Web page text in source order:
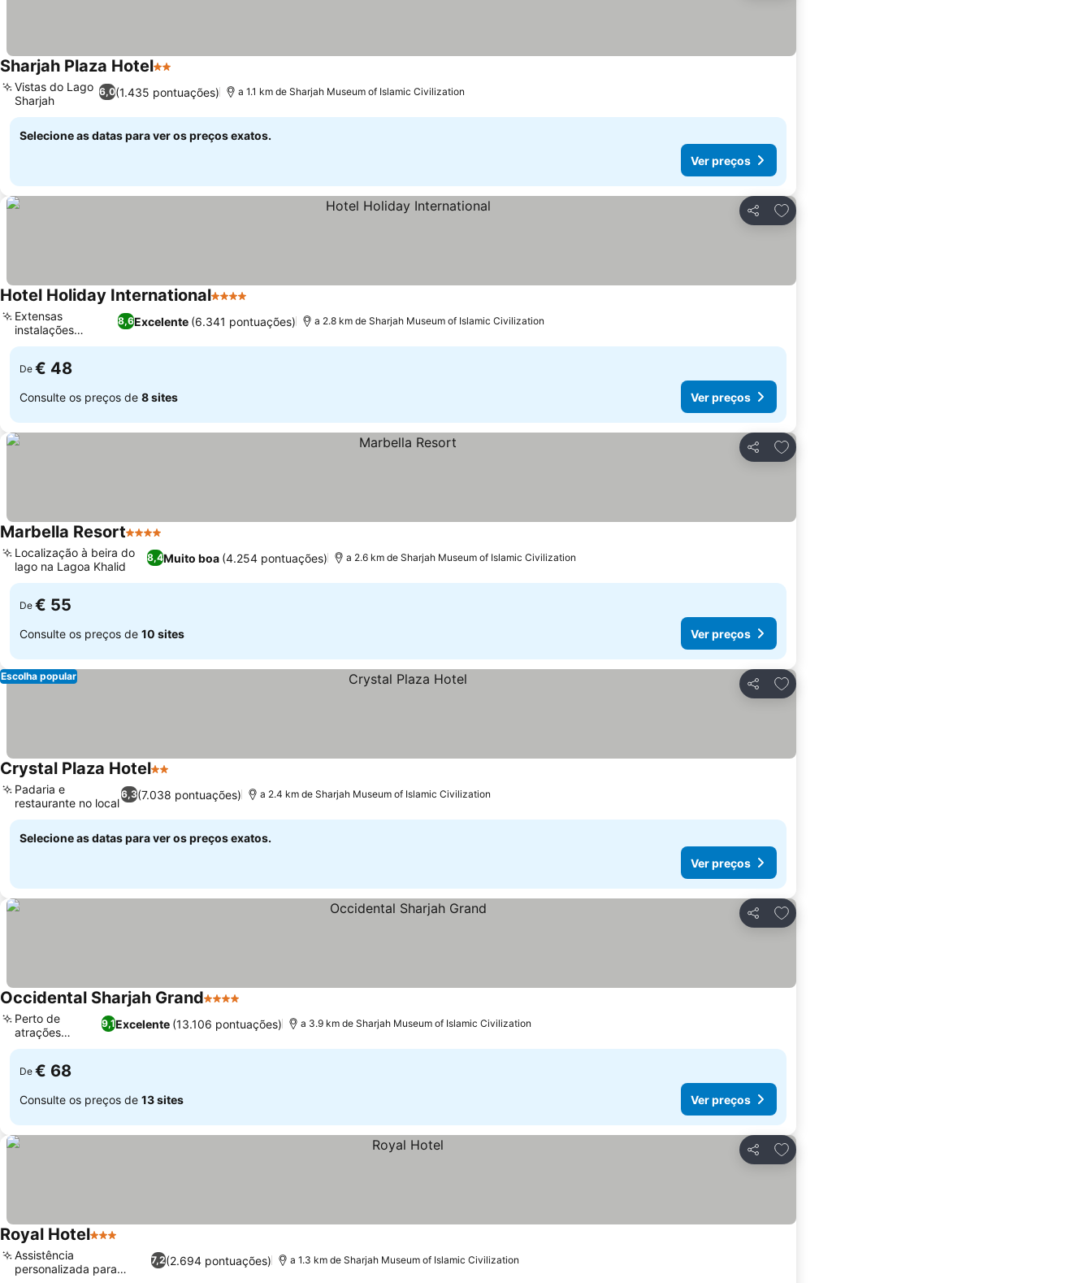
Sharjah Plaza Hotel2 Estrelas
6,0(1.435 pontuações)
Vistas do Lago
Sharjah
a 1.1 km de Sharjah Museum of Islamic Civilization
Selecione as datas para ver os preços exatos.
Ver preços
Partilhar
Adicionar aos favoritos
Hotel Holiday International4 Estrelas
8,6Excelente (6.341 pontuações)
Extensas
instalações
recreativas
a 2.8 km de Sharjah Museum of Islamic Civilization
De € 48
Consulte os preços de 8 sites Ver preços
Partilhar
Adicionar aos favoritos
Marbella Resort4 Estrelas
8,4Muito boa (4.254 pontuações)
Localização à beira do
lago na Lagoa Khalid
a 2.6 km de Sharjah Museum of Islamic Civilization
De € 55
Consulte os preços de 10 sites Ver preços
Partilhar
Adicionar aos favoritos
Escolha popular
Crystal Plaza Hotel2 Estrelas
6,3(7.038 pontuações)
Padaria e
restaurante no local
a 2.4 km de Sharjah Museum of Islamic Civilization
Selecione as datas para ver os preços exatos.
Ver preços
Partilhar
Adicionar aos favoritos
Occidental Sharjah Grand4 Estrelas
9,1Excelente (13.106 pontuações)
Perto de
atrações
culturais
a 3.9 km de Sharjah Museum of Islamic Civilization
De € 68
Consulte os preços de 13 sites Ver preços
Partilhar
Adicionar aos favoritos
Royal Hotel3 Estrelas
7,2(2.694 pontuações)
Assistência
personalizada para
a 1.3 km de Sharjah Museum of Islamic Civilization